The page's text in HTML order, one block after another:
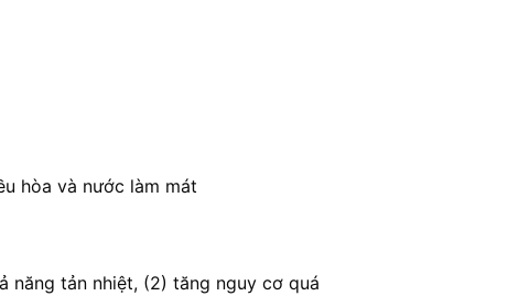
năng tản nhiệt, (2) tăng nguy cơ quá